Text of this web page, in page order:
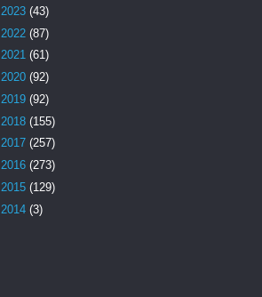
2023 (43)
2022 (87)
2021 (61)
2020 (92)
2019 (92)
2018 (155)
2017 (257)
2016 (273)
2015 (129)
2014 (3)